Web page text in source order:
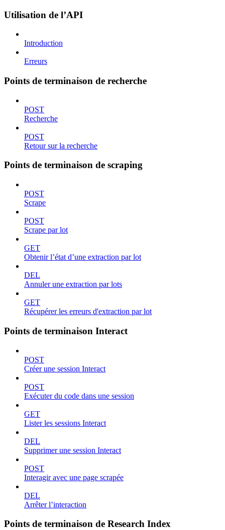
Utilisation de l’API
Introduction
Erreurs
Points de terminaison de recherche
POST
Recherche
POST
Retour sur la recherche
Points de terminaison de scraping
POST
Scrape
POST
Scrape par lot
GET
Obtenir l’état d’une extraction par lot
DEL
Annuler une extraction par lots
GET
Récupérer les erreurs d'extraction par lot
Points de terminaison Interact
POST
Créer une session Interact
POST
Exécuter du code dans une session
GET
Lister les sessions Interact
DEL
Supprimer une session Interact
POST
Interagir avec une page scrapée
DEL
Arrêter l’interaction
Points de terminaison de Research Index